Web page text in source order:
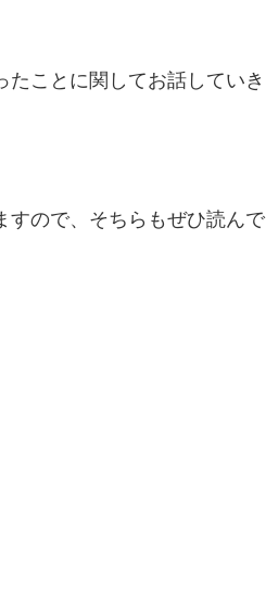
ことに関してお話していき
すので、そちらもぜひ読んで